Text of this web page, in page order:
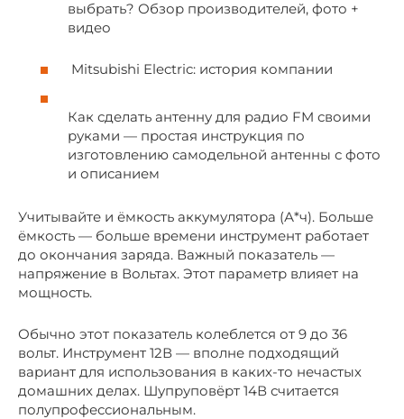
выбрать? Обзор производителей, фото +
видео
Mitsubishi Electric: история компании
Как сделать антенну для радио FM своими
руками — простая инструкция по
изготовлению самодельной антенны с фото
и описанием
Учитывайте и ёмкость аккумулятора (А*ч). Больше
ёмкость — больше времени инструмент работает
до окончания заряда. Важный показатель —
напряжение в Вольтах. Этот параметр влияет на
мощность.
Обычно этот показатель колеблется от 9 до 36
вольт. Инструмент 12В — вполне подходящий
вариант для использования в каких-то нечастых
домашних делах. Шупруповёрт 14В считается
полупрофессиональным.